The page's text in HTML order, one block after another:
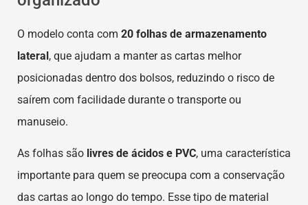
O modelo conta com 20 folhas de armazenamento
lateral, que ajudam a manter as cartas melhor
posicionadas dentro dos bolsos, reduzindo o risco de
saírem com facilidade durante o transporte ou
manuseio.
As folhas são livres de ácidos e PVC, uma característica
importante para quem se preocupa com a conservação
das cartas ao longo do tempo. Esse tipo de material